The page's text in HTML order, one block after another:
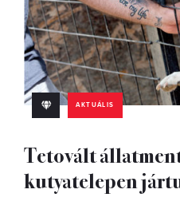
AKTUÁLIS
Tetovált
kutyatelepen